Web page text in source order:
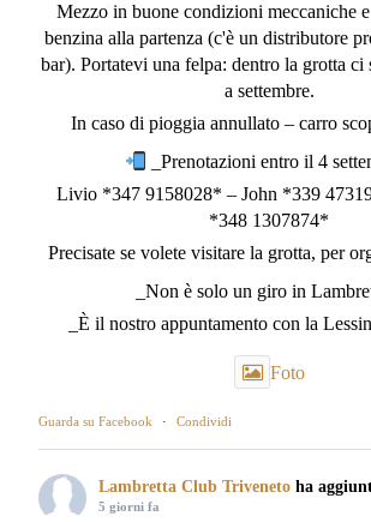
Mezzo in buone condizioni meccaniche
benzina alla partenza (c'è un distributore
bar). Portatevi una felpa: dentro la grotta ci
a settembre.
In caso di pioggia annullato – carro
_Prenotazioni entro il 4
Livio *347 9158028* – John *339
*348 1307874*
Precisate se volete visitare la grotta, per
_Non è solo un giro in
_È il nostro appuntamento con la
Foto
Guarda su Facebook · Condividi
Lambretta Club Triveneto ha
5 giorni fa